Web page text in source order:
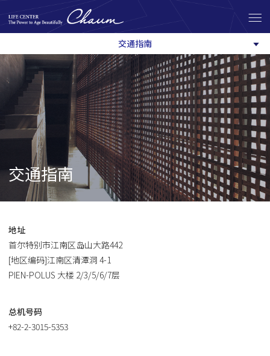
交通指南
交通指南
地址
首尔特别市江南区岛山大路442
[地区编码]江南区清潭洞 4-1
PIEN-POLUS 大楼 2/3/5/6/7层
总机号码
+82-2-3015-5353